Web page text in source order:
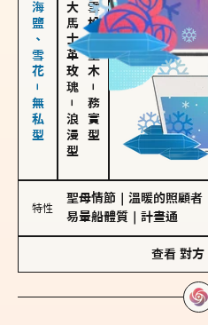
海鹽、雪花－無私型 大馬士革玫瑰
－
浪漫型
雪松、聖木
－
務實型
特性
聖母情節 溫暖的照顧者
易暈船體質
計畫通
查看 對方